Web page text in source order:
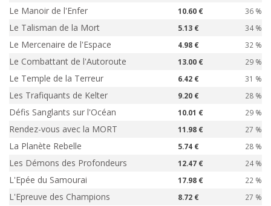
Le Manoir de l'Enfer 10.60 € 36 %
Le Talisman de la Mort 5.13 € 34 %
Le Mercenaire de l'Espace 4.98 € 32 %
Le Combattant de l'Autoroute 13.00 € 29 %
Le Temple de la Terreur 6.42 € 31 %
Les Trafiquants de Kelter 9.20 € 28 %
Défis Sanglants sur l'Océan 10.01 € 29 %
Rendez-vous avec la MORT 11.98 € 27 %
La Planète Rebelle 5.74 € 28 %
Les Démons des Profondeurs 12.47 € 24 %
L'Epée du Samourai 17.98 € 22 %
L'Epreuve des Champions 8.72 € 27 %